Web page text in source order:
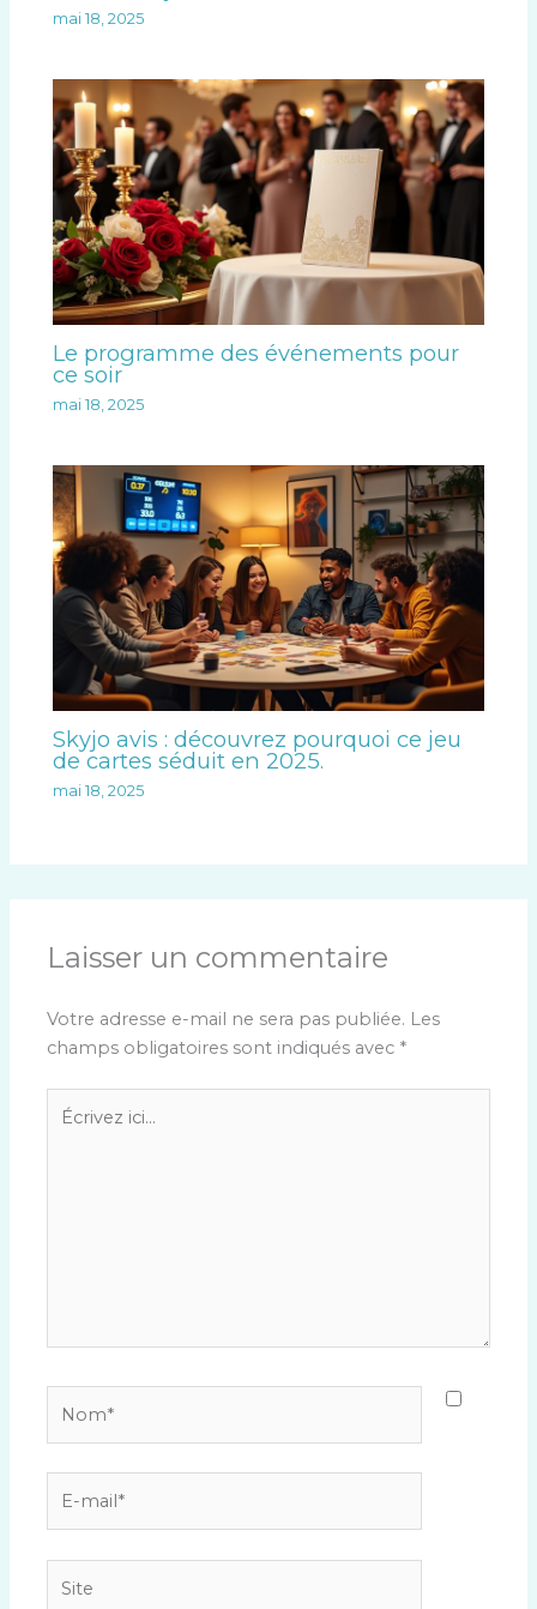
mai 18, 2025
Le programme des événements pour
ce soir
mai 18, 2025
Skyjo avis : découvrez pourquoi ce jeu
de cartes séduit en 2025.
mai 18, 2025
Laisser un commentaire
Votre adresse e-mail ne sera pas publiée. Les
champs obligatoires sont indiqués avec *
Écrivez
ici…